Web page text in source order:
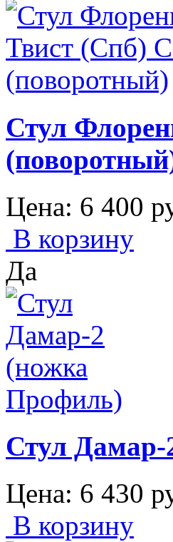
Стул
Цена: 6 400
В корзину
Да
Стул
Цена: 6 430
В корзину